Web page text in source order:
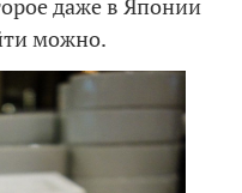
можно.